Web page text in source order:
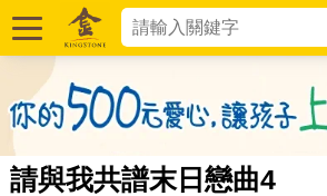
請與我共譜末日戀曲4